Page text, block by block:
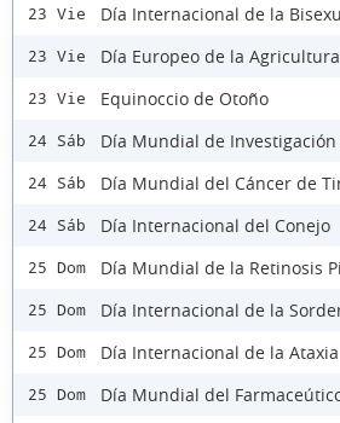
23 Vie Día Internacional de la
23 Vie Día Europeo de la
23 Vie Equinoccio de Otoño
24 Sáb Día Mundial de
24 Sáb Día Mundial del Cáncer de
24 Sáb Día Internacional del Conejo
25 Dom Día Mundial de la Retinosis
25 Dom Día Internacional de la
25 Dom Día Internacional de la Ataxia
25 Dom Día Mundial del